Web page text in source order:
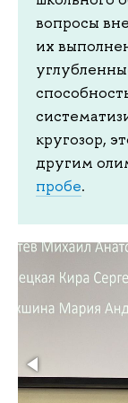
вопросы
их
кругозор,
другим
пробе.